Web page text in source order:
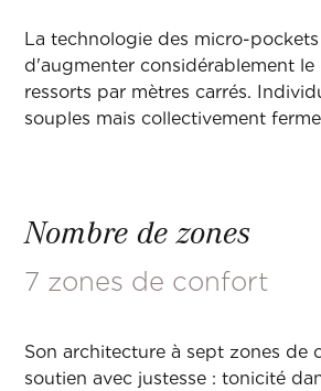
La technologie des micro-
d'augmenter considérablement le
ressorts par mètres carrés.
souples mais collectivement
des épaules permettent de réduire
pressions dans cette zone sensible.
Nombre de zones
7 zones de confort
Son architecture à sept zones de
soutien avec justesse : tonicité